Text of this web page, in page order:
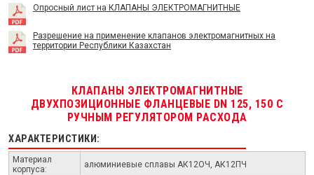
Опросный лист на КЛАПАНЫ ЭЛЕКТРОМАГНИТНЫЕ
Разрешение на применение клапанов электромагнитных на
территории Республики Казахстан
КЛАПАНЫ ЭЛЕКТРОМАГНИТНЫЕ
ДВУХПОЗИЦИОННЫЕ ФЛАНЦЕВЫЕ DN 125, 150 С
РУЧНЫМ РЕГУЛЯТОРОМ РАСХОДА
ХАРАКТЕРИСТИКИ:
Материал
корпуса:
алюминиевые сплавы АК12ОЧ, АК12ПЧ